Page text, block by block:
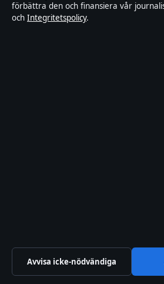
info@dagensperspektiv.se
förbättra den och finansiera vår
och Integritetspolicy.
Avvisa icke-nödvändiga